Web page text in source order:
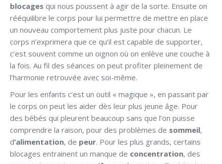
blocages qui nous poussent à agir de la sorte. Ensuite on
rééquilibre le corps pour lui permettre de mettre en place
un nouveau comportement plus juste pour chacun. Le
corps n’exprimera que ce qu’il est capable de supporter,
c’est souvent comme un oignon où on enlève une couche à
la fois. Au fil des séances on peut profiter pleinement de
l’harmonie retrouvée avec soi-même.
Pour les enfants c’est un outil « magique », en passant par
le corps on peut les aider dès leur plus jeune âge. Pour
des bébés qui pleurent beaucoup sans que l’on puisse
comprendre la raison, pour des problèmes de sommeil,
d’alimentation, de peur. Pour les plus grands, certains
blocages entrainent un manque de concentration, des